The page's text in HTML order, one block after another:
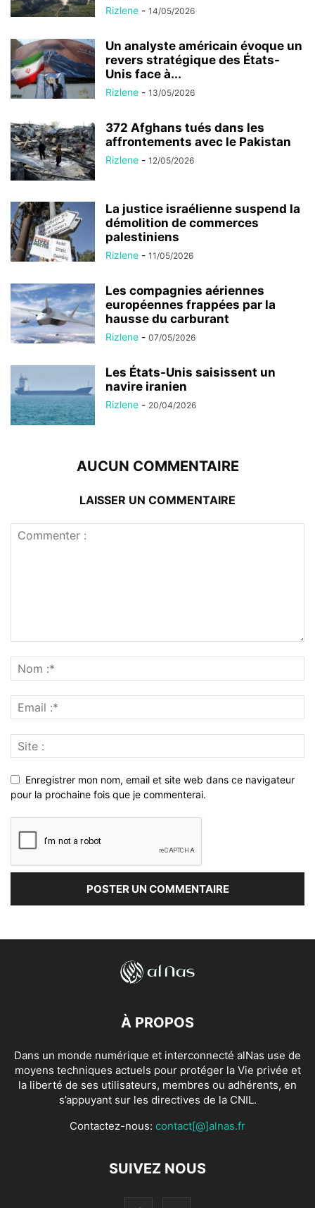
Rizlene - 14/05/2026
Un analyste américain évoque un
revers stratégique des États-
Unis face à...
Rizlene - 13/05/2026
372 Afghans tués dans les
affrontements avec le Pakistan
Rizlene - 12/05/2026
La justice israélienne suspend la
démolition de commerces
palestiniens
Rizlene - 11/05/2026
Les compagnies aériennes
européennes frappées par la
hausse du carburant
Rizlene - 07/05/2026
Les États-Unis saisissent un
navire iranien
Rizlene - 20/04/2026
AUCUN COMMENTAIRE
LAISSER UN COMMENTAIRE
Enregistrer mon nom, email et site web dans ce navigateur
pour la prochaine fois que je commenterai.
À PROPOS
Dans un monde numérique et interconnecté alNas use de
moyens techniques actuels pour protéger la Vie privée et
la liberté de ses utilisateurs, membres ou adhérents, en
s’appuyant sur les directives de la CNIL.
Contactez-nous: contact[@]alnas.fr
SUIVEZ NOUS